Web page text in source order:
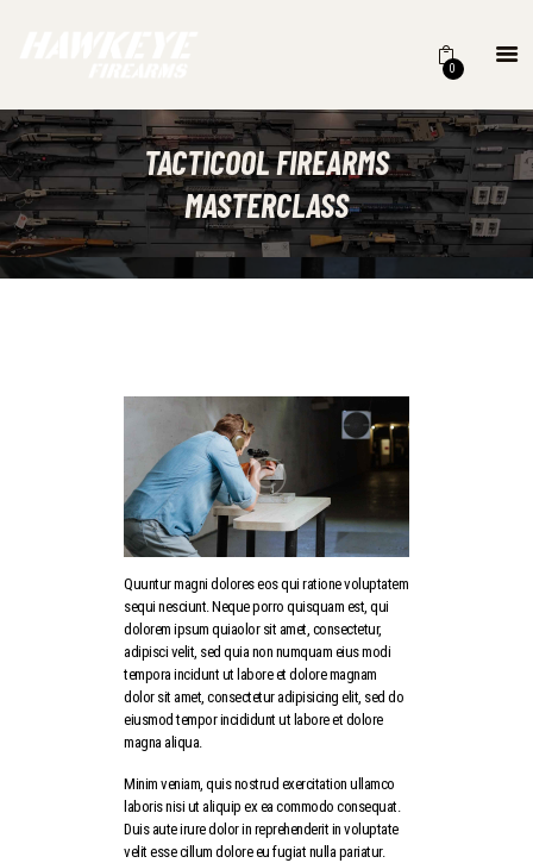
0
TACTICOOL FIREARMS
MASTERCLASS
MAVERICK CUSTOMS
GUNSMITH
TRAINING
CONTACT US
Quuntur magni dolores eos qui ratione voluptatem
sequi nesciunt. Neque porro quisquam est, qui
dolorem ipsum quiaolor sit amet, consectetur,
adipisci velit, sed quia non numquam eius modi
tempora incidunt ut labore et dolore magnam
dolor sit amet, consectetur adipisicing elit, sed do
eiusmod tempor incididunt ut labore et dolore
magna aliqua.
Minim veniam, quis nostrud exercitation ullamco
laboris nisi ut aliquip ex ea commodo consequat.
Duis aute irure dolor in reprehenderit in voluptate
velit esse cillum dolore eu fugiat nulla pariatur.